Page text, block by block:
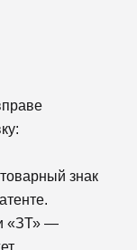
знак
«ЗТ» —